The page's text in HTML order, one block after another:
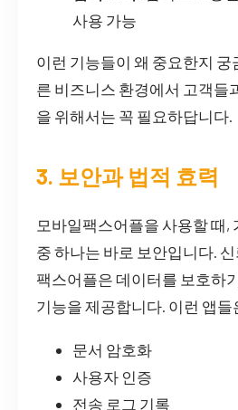
사용 가능
이런 기능들이 왜 중요한지
른 비즈니스 환경에서 고객들
을 위해서는 꼭 필요하답니다.
3. 보안과 법적 효력
모바일팩스어플을 사용할 때,
중 하나는 바로 보안입니다.
팩스어플은 데이터를 보호하
기능을 제공합니다. 이런 앱
문서 암호화
사용자 인증
전송 로그 기록